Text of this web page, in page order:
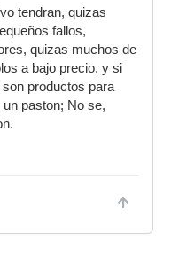
tendran, quizas
fallos,
quizas muchos de
a bajo precio, y si
productos para
paston; No se,